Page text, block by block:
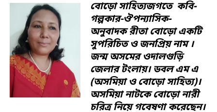
বোড়ো সাহিত্যজগতে কবি-
গল্পকার-ঔপন্যাসিক-
অনুবাদক রীতা বোড়ো একটি
সুপরিচিত ও জনপ্রিয় নাম ।
জন্ম অসমের ওদালগুড়ি
জেলার টংলায়। ডবল এম এ
(অসমিয়া ও বোড়ো সাহিত্য)।
অসমিয়া নাটকে বোড়ো নারী
চরিত্র নিয়ে গবেষণা করেছেন।